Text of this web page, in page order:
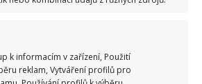
k informacím v zařízení, Použití
reklam, Vytváření profilů pro